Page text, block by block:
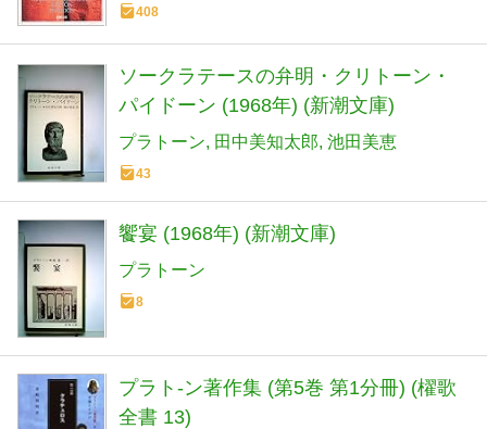
408
ソークラテースの弁明・クリトーン・
パイドーン (1968年) (新潮文庫)
プラトーン 田中美知太郎 池田美恵
43
饗宴 (1968年) (新潮文庫)
プラトーン
8
プラト-ン著作集 (第5巻 第1分冊) (櫂歌
全書 13)